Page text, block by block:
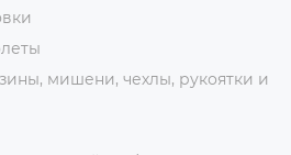
мишени, чехлы, рукоятки и